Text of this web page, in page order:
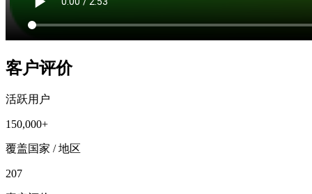
客户评价
活跃用户
150,000+
覆盖国家 / 地区
207